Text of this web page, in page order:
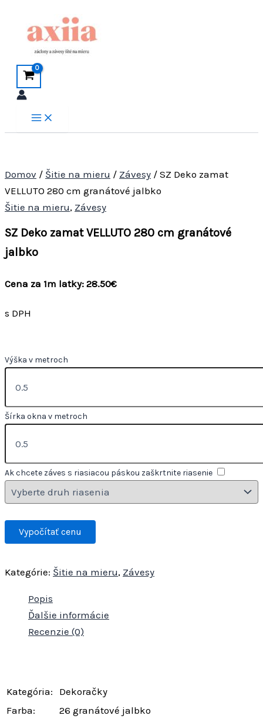
obsah
Domov / Šitie na mieru / Závesy / SZ Deko zamat
VELLUTO 280 cm granátové jalbko
Šitie na mieru, Závesy
SZ Deko zamat VELLUTO 280 cm granátové
jalbko
Cena za 1m latky: 28.50€
s DPH
Výška v metroch
Šírka okna v metroch
Ak chcete záves s riasiacou páskou zaškrtnite riasenie
Kategórie: Šitie na mieru, Závesy
Popis
Ďalšie informácie
Recenzie (0)
Kategória:
Dekoračky
Farba:
26 granátové jalbko